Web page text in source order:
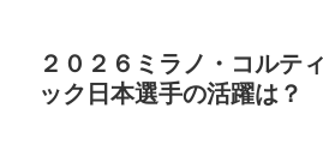
２０２６ミラノ・コルテ
ック日本選手の活躍は？